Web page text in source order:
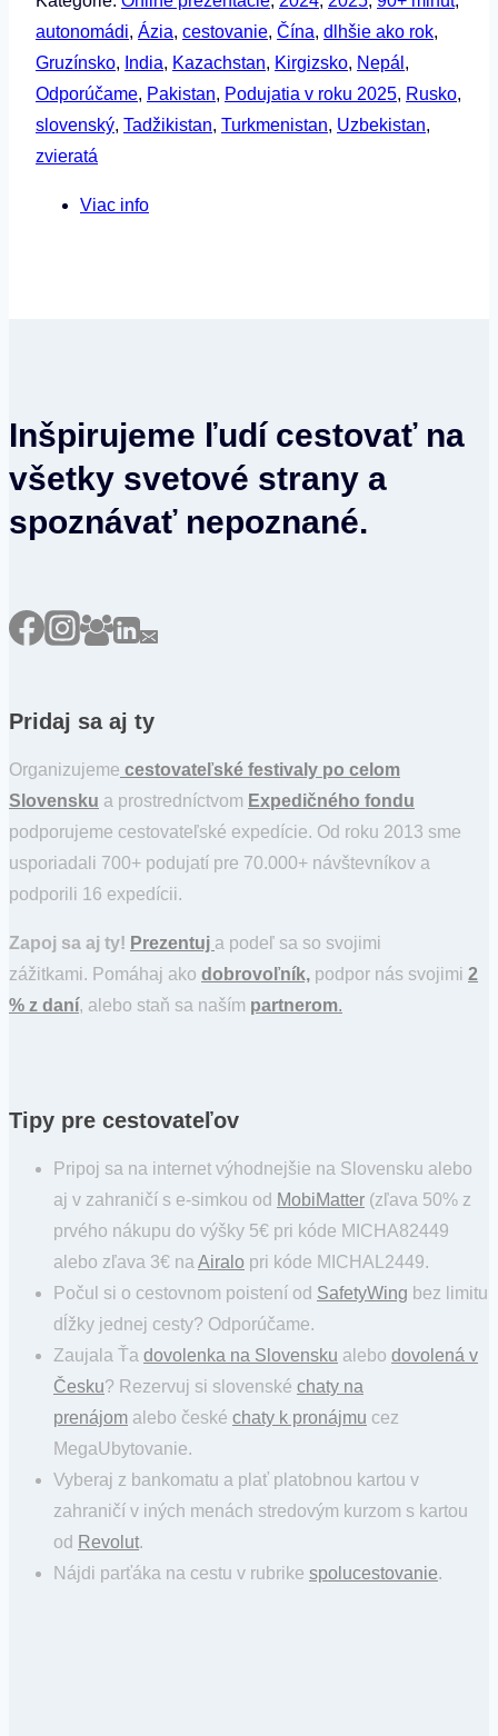
Zuzana
Brichtovci
–
Z
útulku
autonomádi, Ázia, cestovanie, Čína, dlhšie ako rok,
Gruzínsko, India, Kazachstan, Kirgizsko, Nepál ,
Odporúčame, Pakistan, Podujatia v roku 2025, Rusko,
slovenský, Tadžikistan, Turkmenistan, Uzbekistan,
zvieratá
Viac info
Inšpirujeme ľudí cestovať na
všetky svetové strany a
spoznávať nepoznané.
Pridaj sa aj ty
Organizujeme cestovateľské festivaly po celom
Slovensku a prostredníctvom Expedičného fondu
podporujeme cestovateľské expedície. Od roku 2013 sme
usporiadali 700+ podujatí pre 70.000+ návštevníkov a
podporili 16 expedícii.
Zapoj sa aj ty! Prezentuj a podeľ sa so svojimi
zážitkami. Pomáhaj ako dobrovoľník, podpor nás svojimi 2
% z daní, alebo staň sa naším partnerom.
Tipy pre cestovateľov
Pripoj sa na internet výhodnejšie na Slovensku alebo
aj v zahraničí s e-simkou od MobiMatter (zľava 50% z
prvého nákupu do výšky 5€ pri kóde MICHA82449
alebo zľava 3€ na Airalo pri kóde MICHAL2449.
Počul si o cestovnom poistení od SafetyWing bez limitu
dĺžky jednej cesty? Odporúčame.
Zaujala Ťa dovolenka na Slovensku alebo dovolená v
Česku? Rezervuj si slovenské chaty na
prenájom alebo české chaty k pronájmu cez
MegaUbytovanie.
Vyberaj z bankomatu a plať platobnou kartou v
zahraničí v iných menách stredovým kurzom s kartou
od Revolut.
Nájdi parťáka na cestu v rubrike spolucestovanie.